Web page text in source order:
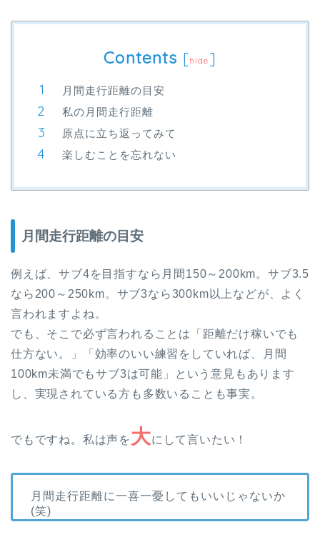
Contents [hide ]
月間走行距離の目安
私の月間走行距離
原点に立ち返ってみて
楽しむことを忘れない
月間走行距離の目安
例えば、サブ4を目指すなら月間150～200km。サブ3.5
なら200～250km。サブ3なら300km以上などが、よく
言われますよね。
でも、そこで必ず言われることは「距離だけ稼いでも
仕方ない。」「効率のいい練習をしていれば、月間
100km未満でもサブ3は可能」という意見もあります
し、実現されている方も多数いることも事実。
でもですね。私は声を 大にして言いたい！
月間走行距離に一喜一憂してもいいじゃないか
(笑)